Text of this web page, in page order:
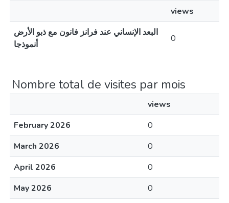
views
البعد الإنساني عند فرانز فانون مع ذبو الأرض
أنموذجا
0
Nombre total de visites par mois
views
February 2026
0
March 2026
0
April 2026
0
May 2026
0